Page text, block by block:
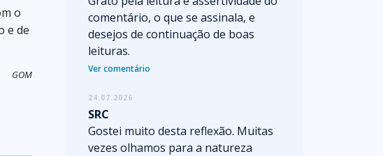
o
e de
GOM
comentário, o que se assinala, e
desejos de continuação de boas
leituras.
Ver comentário
24.07.2026
SRC
Gostei muito desta reflexão. Muitas
vezes olhamos para a natureza